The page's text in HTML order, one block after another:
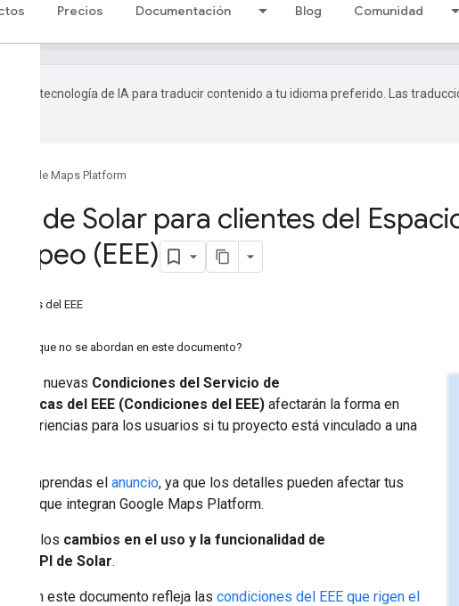
Precios Documentación Blog Comunidad
utiliza tecnología de IA para traducir contenido a tu idioma preferido. Las
Google Maps Platform
de Solar para clientes del
(EEE)
del EEE
que no se abordan en este documento?
, las nuevas Condiciones del Servicio de
del EEE (Condiciones del EEE) afectarán la forma en
experiencias para los usuarios si tu proyecto está vinculado a una
y comprendas el anuncio, ya que los detalles pueden afectar tus
que integran Google Maps Platform.
los cambios en el uso y la funcionalidad de
API de Solar.
en este documento refleja las condiciones del EEE que rigen el